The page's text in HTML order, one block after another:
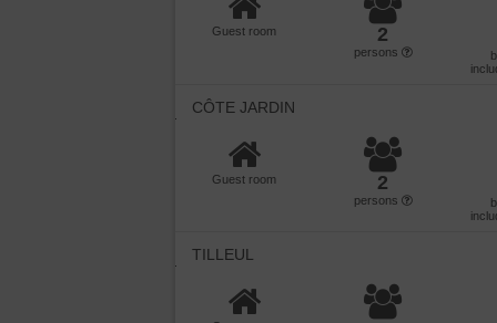
Guest room 2
persons
CÔTE JARDIN
Guest room 2
persons
TILLEUL